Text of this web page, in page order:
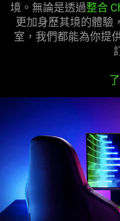
境。無論是透過整合
更加身歷其境的體驗
室，我們都能為你提